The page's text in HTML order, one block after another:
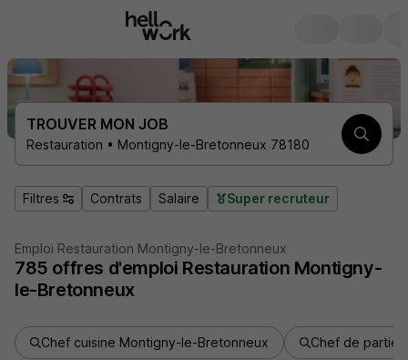
TROUVER MON JOB
Restauration • Montigny-le-Bretonneux 78180
Filtres Contrats Salaire Super recruteur
Emploi Restauration Montigny-le-Bretonneux
785 offres d'emploi Restauration Montigny-
le-Bretonneux
Chef cuisine Montigny-le-Bretonneux Chef de partie